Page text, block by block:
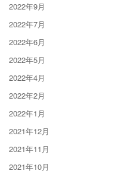
2022年9月
2022年7月
2022年6月
2022年5月
2022年4月
2022年2月
2022年1月
2021年12月
2021年11月
2021年10月